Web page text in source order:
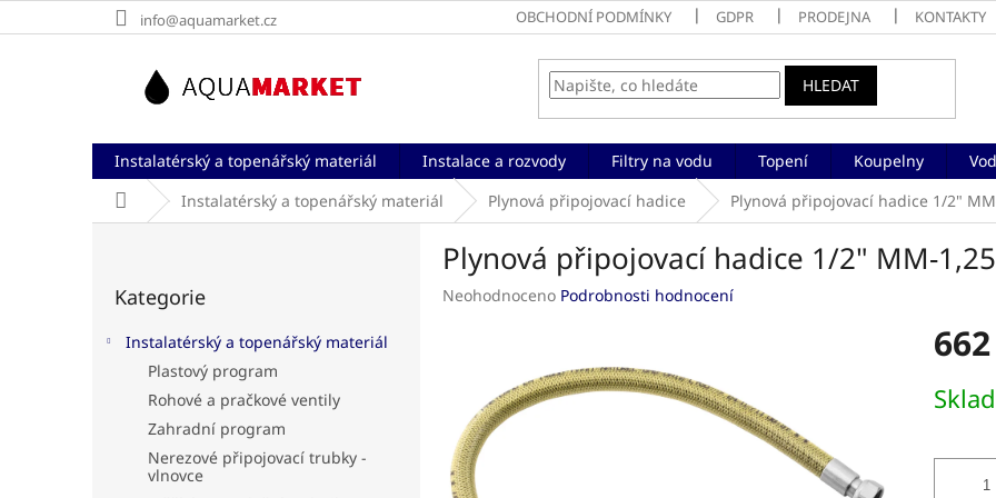
na
info@aquamarket.cz OBCHODNÍ PODMÍNKY GDPR PRODEJNA KONTAKTY
HLEDAT
Instalatérský a topenářský materiál Instalace a rozvody Filtry na vodu Topení Koupelny
Domů Instalatérský a topenářský materiál Plynová připojovací hadice Plynová připojovací hadice 1/2"
kategorie
Kategorie
Instalatérský a topenářský materiál
Plastový program
Rohové a pračkové ventily
Zahradní program
Nerezové připojovací trubky -
vlnovce
Plynová připojovací hadice 1/2" MM-
Průměrné
hvězdiček.
Neohodnoceno Podrobnosti hodnocení
cena: